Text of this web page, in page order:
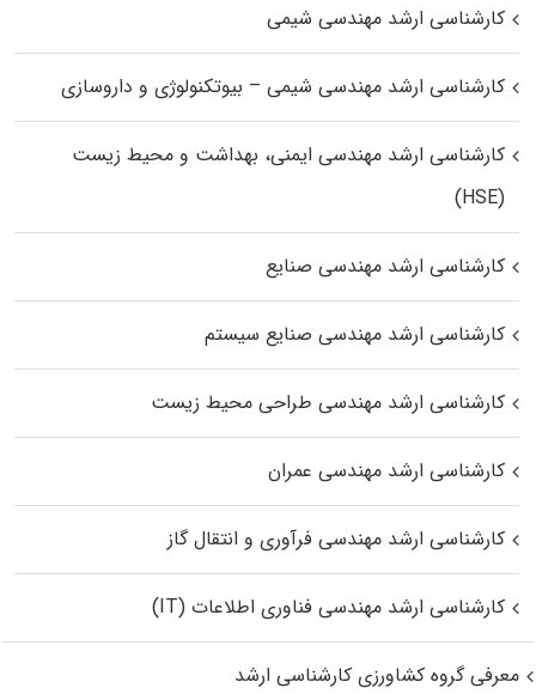
کارشناسی ارشد مهندسی شیمی
کارشناسی ارشد مهندسی شیمی – بیوتکنولوژی و داروسازی
کارشناسی ارشد مهندسی ایمنی، بهداشت و محیط زیست
(HSE)
کارشناسی ارشد مهندسی صنایع
کارشناسی ارشد مهندسی صنایع سیستم
کارشناسی ارشد مهندسی طراحی محیط زیست
کارشناسی ارشد مهندسی عمران
کارشناسی ارشد مهندسی فرآوری و انتقال گاز
کارشناسی ارشد مهندسی فناوری اطلاعات (IT)
معرفی گروه کشاورزی کارشناسی ارشد